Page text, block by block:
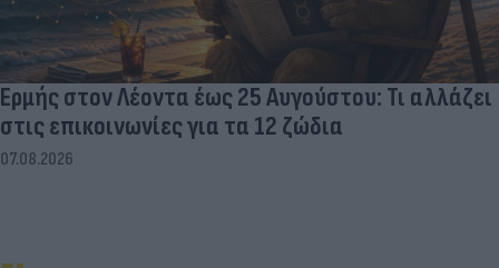
Ερμής στον Λέοντα έως 25 Αυγούστου: Τι αλλάζει
στις επικοινωνίες για τα 12 ζώδια
07.08.2026